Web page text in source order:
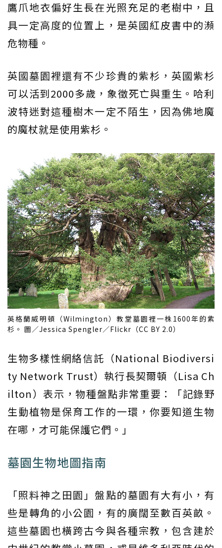
鷹爪地衣偏好生長在光照充足的老樹中，且
具一定高度的位置上，是英國紅皮書中的瀕
危物種。
英國墓園裡還有不少珍貴的紫杉，英國紫杉
可以活到2000多歲，象徵死亡與重生。哈利
波特迷對這種樹木一定不陌生，因為佛地魔
的魔杖就是使用紫杉。
英格蘭威明頓（Wilmington）教堂墓園裡一株1600年的紫
杉。 圖／Jessica Spengler／Flickr（CC BY 2.0）
生物多樣性網絡信託（National Biodiversi
ty Network Trust）執行長契爾頓（Lisa Ch
ilton）表示，物種盤點非常重要：「記錄野
生動植物是保育工作的一環，你要知道生物
在哪，才可能保護它們。」
墓園生物地圖指南
「照料神之田園」盤點的墓園有大有小，有
些是轉角的小公園，有的廣闊至數百英畝。
這些墓園也橫跨古今與各種宗教，包含建於